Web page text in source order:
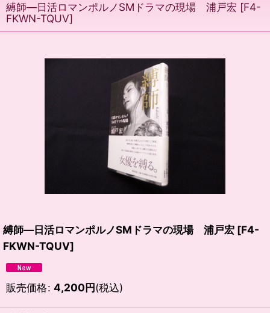
縛師―日活ロマンポルノSMドラマの現場 浦戸宏 [F4-
FKWN-TQUV]
縛師―日活ロマンポルノSMドラマの現場 浦戸宏 [F4-
FKWN-TQUV]
販売価格: 4,200円(税込)